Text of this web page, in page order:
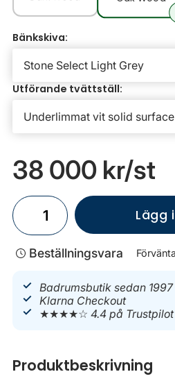
Bänkskiva:
Utförande tvättställ:
38 000 kr/st
Lägg
Beställningsvara
Badrumsbutik sedan 1997
Klarna Checkout
★★★★☆4.4 på Trustpilot
Produktbeskrivning